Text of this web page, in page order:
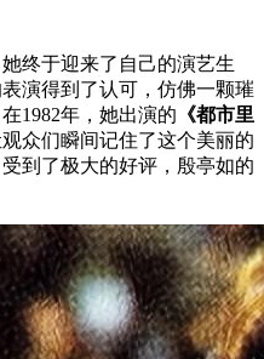
终于迎来了自己的演艺生
演得到了认可，仿佛一颗璀
1982年，她出演的 《都市里
众们瞬间记住了这个美丽的
受到了极大的好评，殷亭如的